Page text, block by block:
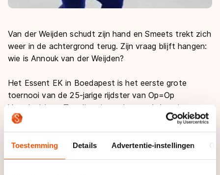
Toestemming Details Advertentie-instellingen
Van der Weijden schudt zijn hand en Smeets trekt zich
weer in de achtergrond terug. Zijn vraag blijft hangen:
wie is Annouk van der Weijden?
Het Essent EK in Boedapest is het eerste grote
toernooi van de 25-jarige rijdster van Op=Op
Voordeelshop. Tot dit seizoen bestond de enige
echte internationale ervaring van Van der Weijden uit
enkele Essent ISU World Cups, maar slechts één keer
in de A-divisie. Dat is inmiddels al ruim twee jaar
geleden in Berlijn.